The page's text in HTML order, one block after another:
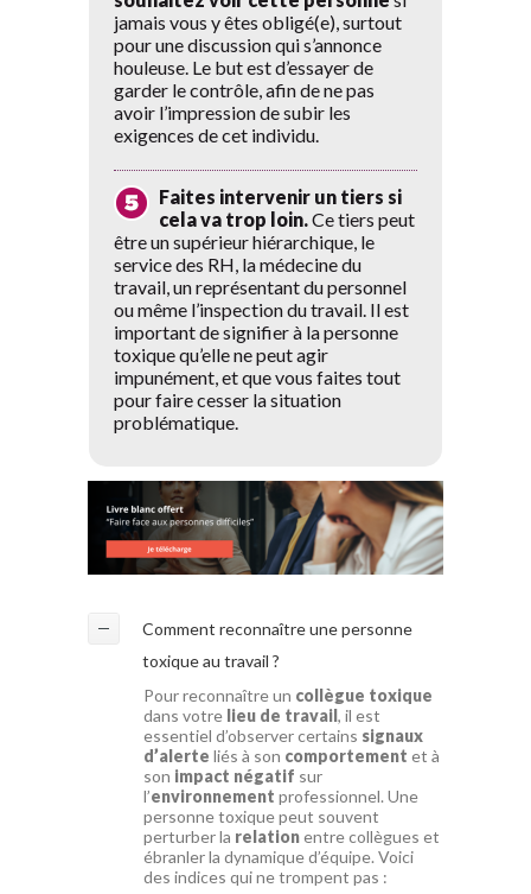
jamais vous y êtes obligé(e), surtout
pour une discussion qui s’annonce
houleuse. Le but est d’essayer de
garder le contrôle, afin de ne pas
avoir l’impression de subir les
exigences de cet individu.
Faites intervenir un tiers si
cela va trop loin.Ce tiers peut
être un supérieur hiérarchique, le
service des RH, la médecine du
travail, un représentant du personnel
ou même l’inspection du travail. Il est
important de signifier à la personne
toxique qu’elle ne peut agir
impunément, et que vous faites tout
pour faire cesser la situation
problématique.
Comment reconnaître une personne
toxique au travail ?
Pour reconnaître un collègue toxique
dans votre lieu de travail, il est
essentiel d’observer certains signaux
d’alerte liés à son comportement et à
son impact négatif sur
l’environnement professionnel. Une
personne toxique peut souvent
perturber la relationentre collègues et
ébranler la dynamique d’équipe. Voici
des indices qui ne trompent pas :